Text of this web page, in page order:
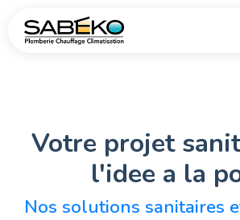
Votre projet
l'idee a la
Nos solutions sanitaires